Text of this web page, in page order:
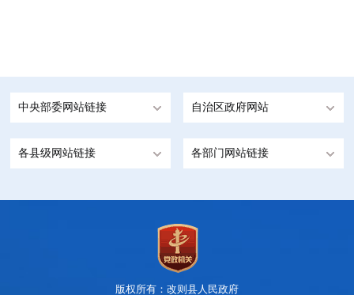
中央部委网站链接 自治区政府网站
各县级网站链接 各部门网站链接
版权所有：改则县人民政府